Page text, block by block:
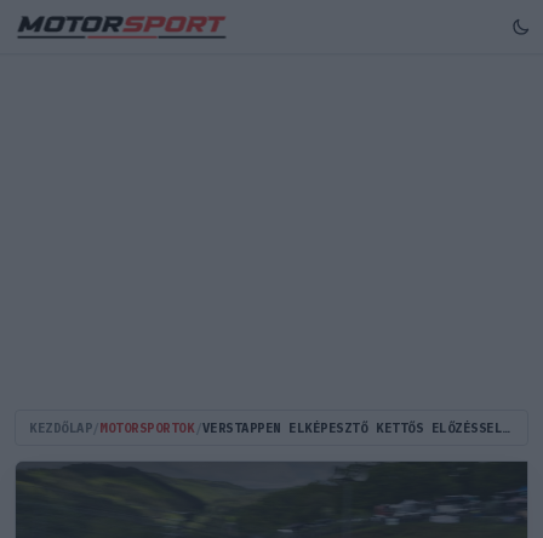
KEZDŐLAP MOTORSPORTOK VERSTAPPEN ELKÉPESZTŐ KETTŐS ELŐZÉSSEL RAGADTA MAGÁHOZ A VEZETÉST A NÜRBURGRINGEN